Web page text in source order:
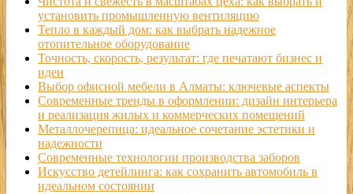
установить промышленную вентиляцию
Тепло в каждый дом: как выбрать надежное
отопительное оборудование
Точность, скорость, результат: где печатают бизнес и
идеи
Выбор офисной мебели в Алматы: ключевые аспекты
Современные тренды в оформлении: дизайн интерьера
и реализация жилых и коммерческих помещений
Металлочерепица: идеальное сочетание эстетики и
надежности
Современные технологии производства заборов
Искусство детейлинга: как сохранить автомобиль в
идеальном состоянии